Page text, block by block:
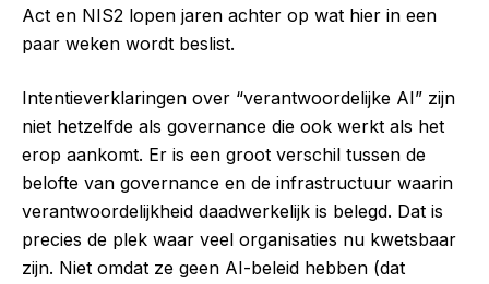
Act en NIS2 lopen jaren achter op wat hier in een
paar weken wordt beslist.
Intentieverklaringen over “verantwoordelijke AI” zijn
niet hetzelfde als governance die ook werkt als het
erop aankomt. Er is een groot verschil tussen de
belofte van governance en de infrastructuur waarin
verantwoordelijkheid daadwerkelijk is belegd. Dat is
precies de plek waar veel organisaties nu kwetsbaar
zijn. Niet omdat ze geen AI-beleid hebben (dat